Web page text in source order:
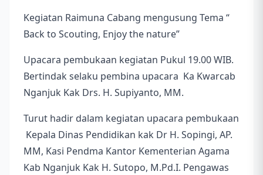
Kegiatan Raimuna Cabang mengusung Tema “
Back to Scouting, Enjoy the nature”
Upacara pembukaan kegiatan Pukul 19.00 WIB.
Bertindak selaku pembina upacara Ka Kwarcab
Nganjuk Kak Drs. H. Supiyanto, MM.
Turut hadir dalam kegiatan upacara pembukaan
Kepala Dinas Pendidikan kak Dr H. Sopingi, AP.
MM, Kasi Pendma Kantor Kementerian Agama
Kab Nganjuk Kak H. Sutopo, M.Pd.I. Pengawas